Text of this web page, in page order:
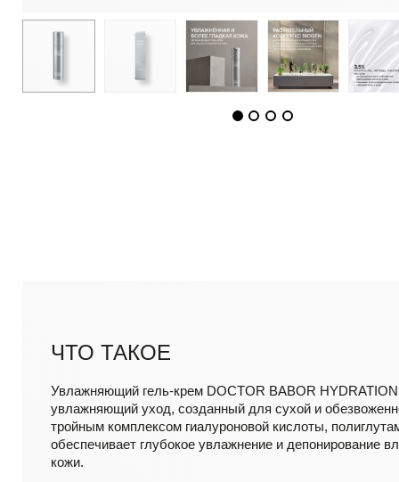
ЧТО ТАКОЕ
Увлажняющий гель-крем DOCTOR BABOR
увлажняющий уход, созданный для сухой и
тройным комплексом гиалуроновой кислоты,
обеспечивает глубокое увлажнение и депонирование
кожи.